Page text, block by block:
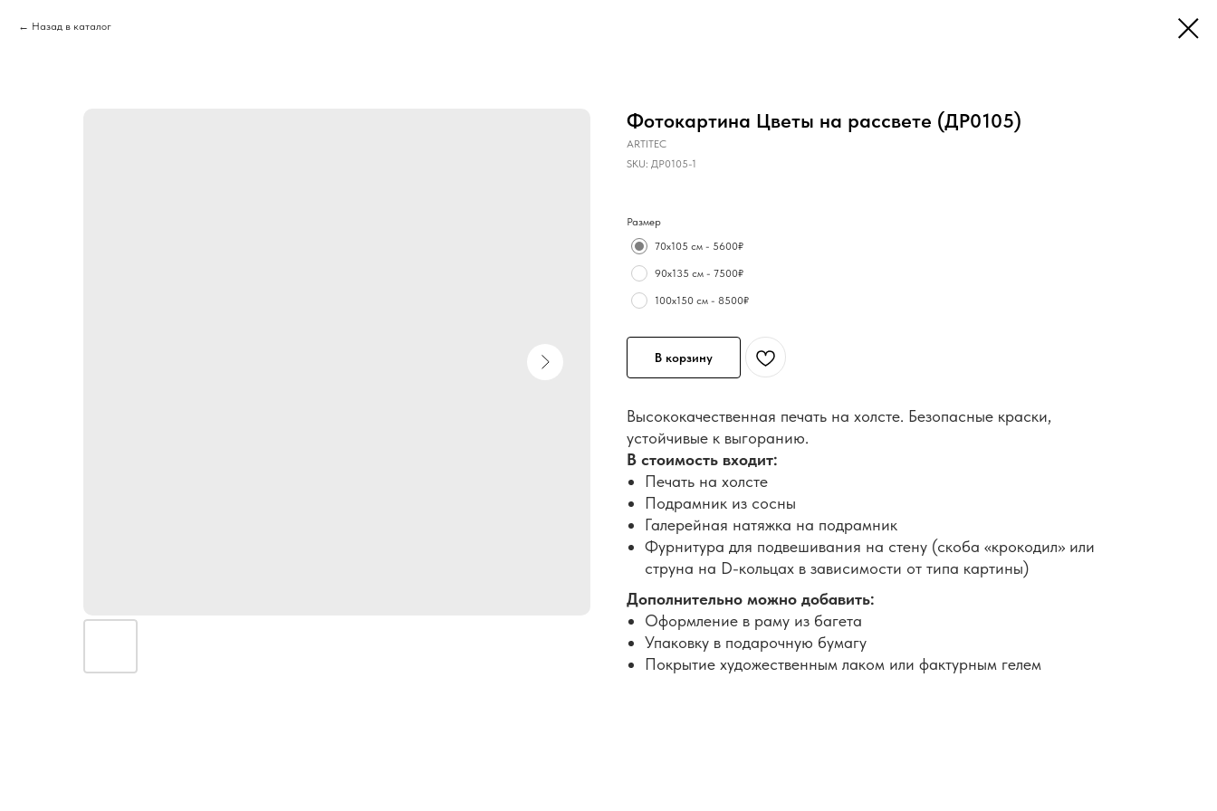
Назад в каталог
Фотокартина Цветы на рассвете (ДР0105)
ARTITEC
SKU: ДР0105-1
Размер
70х105 см - 5600₽
90х135 см - 7500₽
100х150 см - 8500₽
В корзину
Высококачественная печать на холсте. Безопасные краски,
устойчивые к выгоранию.
В стоимость входит:
Печать на холсте
Подрамник из сосны
Галерейная натяжка на подрамник
Фурнитура для подвешивания на стену (скоба «крокодил» или
струна на D-кольцах в зависимости от типа картины)
Дополнительно можно добавить:
Оформление в раму из багета
Упаковку в подарочную бумагу
Покрытие художественным лаком или фактурным гелем